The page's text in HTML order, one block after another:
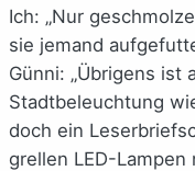
Ich: „Nur
sie jemand
Günni: „Übrigens ist
Stadtbeleuchtung
doch ein
grellen LED-